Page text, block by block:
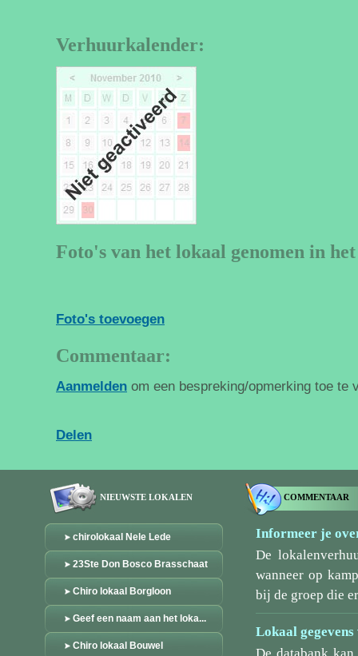
Verhuurkalender:
Foto's van het lokaal genomen in
Foto's toevoegen
Commentaar:
Aanmelden om een bespreking/opmerking toe te
Delen
NIEUWSTE LOKALEN
chirolokaal Nele Lede
23Ste Don Bosco Brasschaat
Chiro lokaal Borgloon
Geef een naam aan het loka...
Chiro lokaal Bouwel
COMMENTAAR
Informeer je
De
wanneer op
bij de groep die
Lokaal